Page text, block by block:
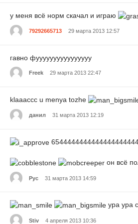
у меня всё норм скачал и играю
79292665713 29 марта 2013 12:57
гавно фуууууууууууууууу
Freek 29 марта 2013 22:47
klaaaccc u menya tozhe
данил 31 марта 2013 12:19
он всё
Рус 31 марта 2013 14:59
ура ура
Stiv 4 апреля 2013 10:36